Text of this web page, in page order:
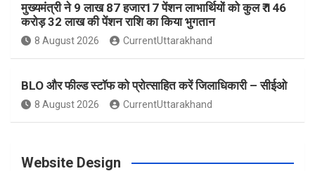
o
k
g
a
r
s
e
मुख्यमंत्री ने 9 लाख 87 हजार17 पेंशन लाभार्थियों को कुल ₹ 146
करोड़ 32 लाख की पेंशन राशि का किया भुगतान
8 August 2026 CurrentUttarakhand
BLO और फील्ड स्टॉफ को प्रोत्साहित करें जिलाधिकारी – सीईओ
8 August 2026 CurrentUttarakhand
Website Design